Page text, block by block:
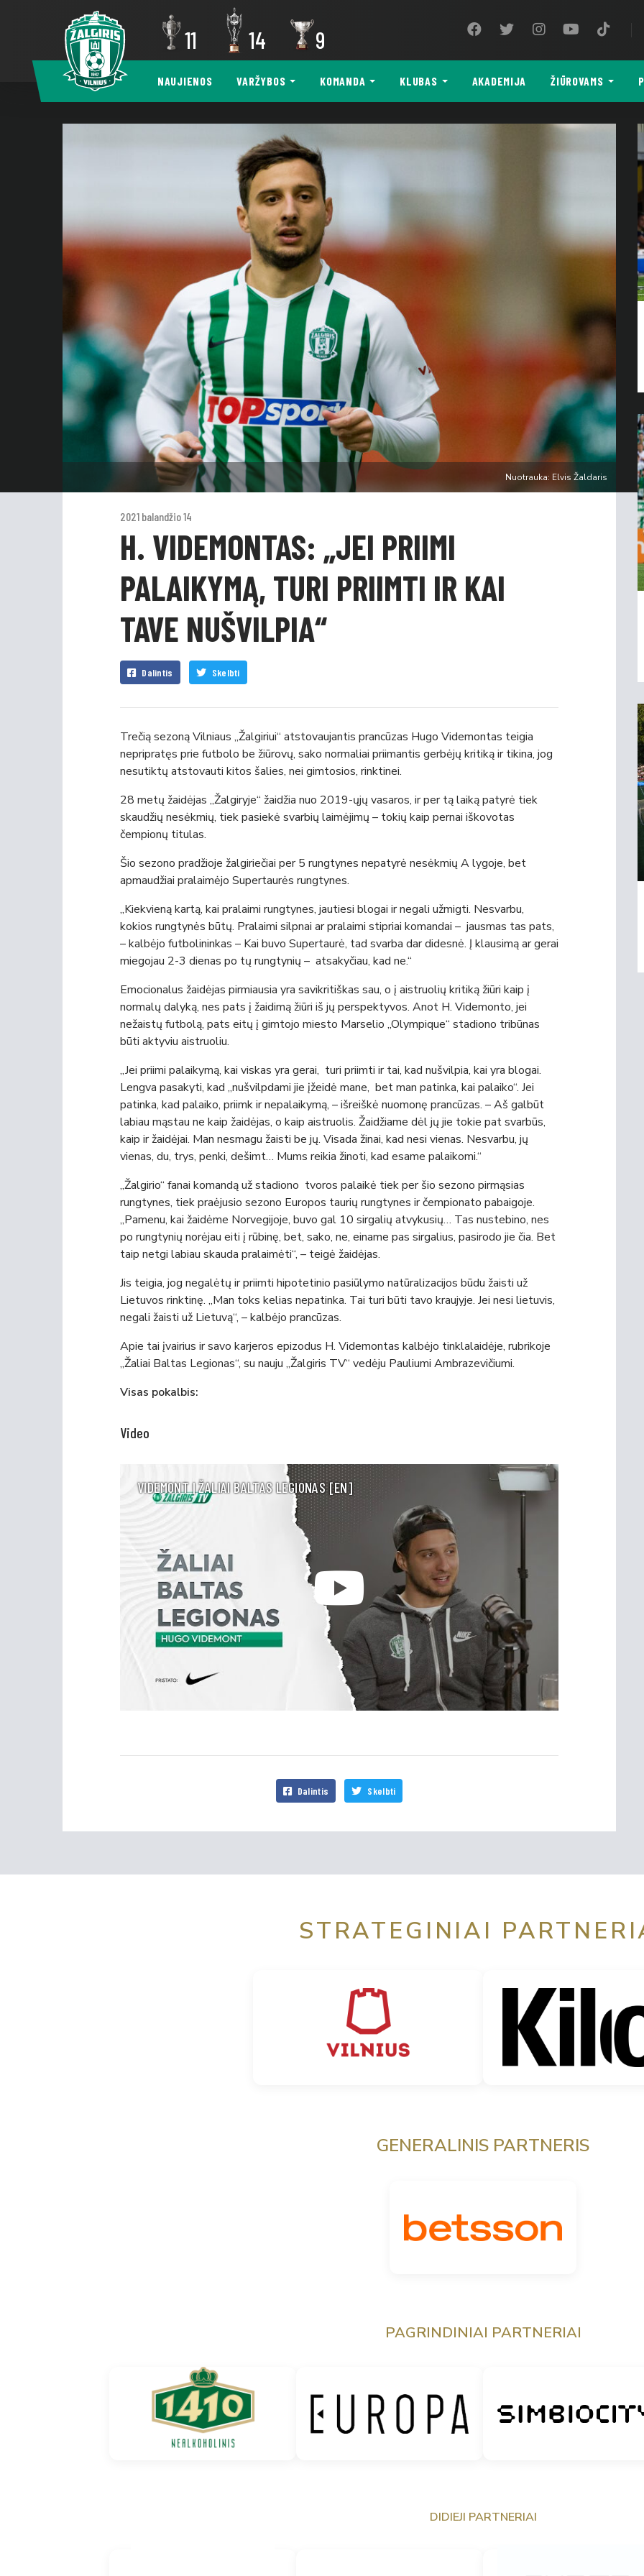
11 14 9
NAUJIENOS VARŽYBOS KOMANDA KLUBAS AKADEMIJA ŽIŪROVAMS
Nuotrauka: Elvis Žaldaris
2021 balandžio 14
H. VIDEMONTAS: „JEI PRIIMI
PALAIKYMĄ, TURI PRIIMTI IR KAI
TAVE NUŠVILPIA“
Dalintis Skelbti
Trečią sezoną Vilniaus „Žalgiriui“ atstovaujantis prancūzas Hugo Videmontas teigia
nepripratęs prie futbolo be žiūrovų, sako normaliai priimantis gerbėjų kritiką ir tikina, jog
nesutiktų atstovauti kitos šalies, nei gimtosios, rinktinei.
28 metų žaidėjas „Žalgiryje“ žaidžia nuo 2019-ųjų vasaros, ir per tą laiką patyrė tiek
skaudžių nesėkmių, tiek pasiekė svarbių laimėjimų – tokių kaip pernai iškovotas
čempionų titulas.
Šio sezono pradžioje žalgiriečiai per 5 rungtynes nepatyrė nesėkmių A lygoje, bet
apmaudžiai pralaimėjo Supertaurės rungtynes.
„Kiekvieną kartą, kai pralaimi rungtynes, jautiesi blogai ir negali užmigti. Nesvarbu,
kokios rungtynės būtų. Pralaimi silpnai ar pralaimi stipriai komandai – jausmas tas pats,
– kalbėjo futbolininkas – Kai buvo Supertaurė, tad svarba dar didesnė. Į klausimą ar gerai
miegojau 2-3 dienas po tų rungtynių – atsakyčiau, kad ne.“
Emocionalus žaidėjas pirmiausia yra savikritiškas sau, o į aistruolių kritiką žiūri kaip į
normalų dalyką, nes pats į žaidimą žiūri iš jų perspektyvos. Anot H. Videmonto, jei
nežaistų futbolą, pats eitų į gimtojo miesto Marselio „Olympique“ stadiono tribūnas
būti aktyviu aistruoliu.
„Jei priimi palaikymą, kai viskas yra gerai, turi priimti ir tai, kad nušvilpia, kai yra blogai.
Lengva pasakyti, kad „nušvilpdami jie įžeidė mane, bet man patinka, kai palaiko“. Jei
patinka, kad palaiko, priimk ir nepalaikymą, – išreiškė nuomonę prancūzas. – Aš galbūt
labiau mąstau ne kaip žaidėjas, o kaip aistruolis. Žaidžiame dėl jų jie tokie pat svarbūs,
kaip ir žaidėjai. Man nesmagu žaisti be jų. Visada žinai, kad nesi vienas. Nesvarbu, jų
vienas, du, trys, penki, dešimt… Mums reikia žinoti, kad esame palaikomi.“
„Žalgirio“ fanai komandą už stadiono tvoros palaikė tiek per šio sezono pirmąsias
rungtynes, tiek praėjusio sezono Europos taurių rungtynes ir čempionato pabaigoje.
„Pamenu, kai žaidėme Norvegijoje, buvo gal 10 sirgalių atvykusių… Tas nustebino, nes
po rungtynių norėjau eiti į rūbinę, bet, sako, ne, einame pas sirgalius, pasirodo jie čia. Bet
taip netgi labiau skauda pralaimėti“, – teigė žaidėjas.
Jis teigia, jog negalėtų ir priimti hipotetinio pasiūlymo natūralizacijos būdu žaisti už
Lietuvos rinktinę. „Man toks kelias nepatinka. Tai turi būti tavo kraujyje. Jei nesi lietuvis,
negali žaisti už Lietuvą“, – kalbėjo prancūzas.
Apie tai įvairius ir savo karjeros epizodus H. Videmontas kalbėjo tinklalaidėje, rubrikoje
„Žaliai Baltas Legionas“, su nauju „Žalgiris TV“ vedėju Pauliumi Ambrazevičiumi.
Visas pokalbis:
Video
VIDEMONT | ŽALIAI BALTAS LEGIONAS [EN]
Dalintis Skelbti
STRATEGINIAI
GENERALINIS PARTNERIS
PAGRINDINIAI PARTNERIAI
DIDIEJI PARTNERIAI